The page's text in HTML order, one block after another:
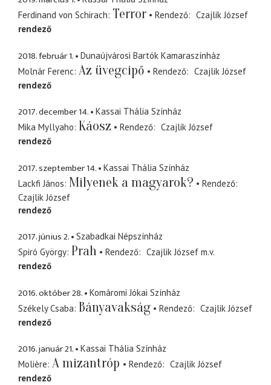
Ferdinand von Schirach Terror Rendező
Czajlik József
rendező
2018. február 1.
Dunaújvárosi Bartók Kamaraszínház
Molnár Ferenc Az üvegcipő Rendező
Czajlik József
rendező
2017. december 14.
Kassai Thália Színház
Mika Myllyaho Káosz Rendező
Czajlik József
rendező
2017. szeptember 14.
Kassai Thália Színház
Lackfi János Milyenek a magyarok?
Rendező
Czajlik József
rendező
2017. június 2.
Szabadkai Népszínház
Spiró György Prah Rendező Czajlik József m.v.
rendező
2016. október 28.
Komáromi Jókai Színház
Székely Csaba Bányavakság Rendező
Czajlik József
rendező
2016. január 21.
Kassai Thália Színház
Molière A mizantróp Rendező
Czajlik József
rendező